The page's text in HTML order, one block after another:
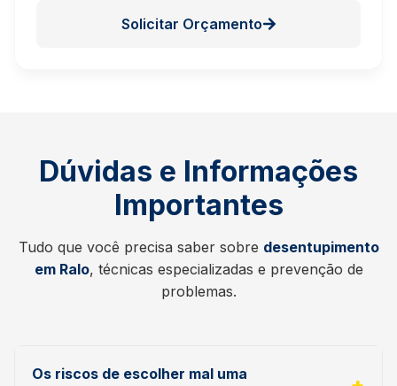
Solicitar Orçamento
Dúvidas e Informações
Importantes
Tudo que você precisa saber sobre desentupimento
em Ralo, técnicas especializadas e prevenção de
problemas.
Os riscos de escolher mal uma